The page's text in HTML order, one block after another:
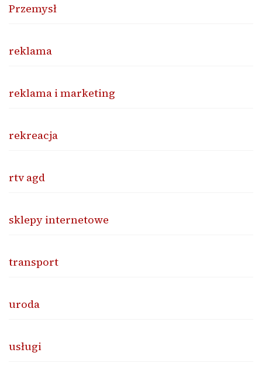
Przemysł
reklama
reklama i marketing
rekreacja
rtv agd
sklepy internetowe
transport
uroda
usługi